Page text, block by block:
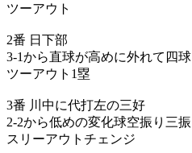
ツーアウト
2番 日下部
3-1から直球が高めに外れて四球
ツーアウト1塁
3番 川中に代打左の三好
2-2から低めの変化球空振り三振
スリーアウトチェンジ